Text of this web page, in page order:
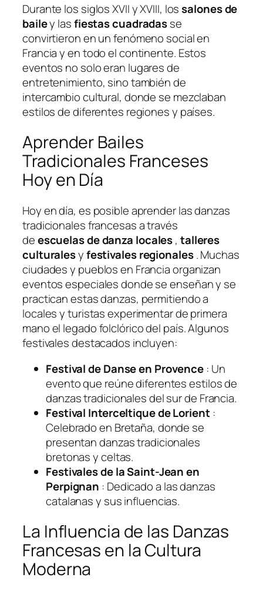
Durante los siglos XVII y XVIII, lossalones de
bailey lasfiestas cuadradasse
convirtieron en un fenómeno social en
Francia y en todo el continente. Estos
eventos no solo eran lugares de
entretenimiento, sino también de
intercambio cultural, donde se mezclaban
estilos de diferentes regiones y países.
Aprender Bailes
Tradicionales Franceses
Hoy en Día
Hoy en día, es posible aprender las danzas
tradicionales francesas a través
deescuelas de danza locales, talleres
culturalesyfestivales regionales. Muchas
ciudades y pueblos en Francia organizan
eventos especiales donde se enseñan y se
practican estas danzas, permitiendo a
locales y turistas experimentar de primera
mano el legado folclórico del país. Algunos
festivales destacados incluyen:
Festival de Danse en Provence : Un
evento que reúne diferentes estilos de
danzas tradicionales del sur de Francia.
Festival Interceltique de Lorient:
Celebrado en Bretaña, donde se
presentan danzas tradicionales
bretonas y celtas.
Festivales de la Saint-Jean en
Perpignan : Dedicado a las danzas
catalanas y sus influencias.
La Influencia de las Danzas
Francesas en la Cultura
Moderna